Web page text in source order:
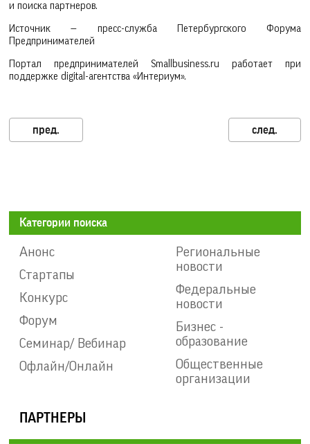
и поиска партнеров.
Источник — пресс-служба Петербургского Форума
Предпринимателей
Портал предпринимателей Smallbusiness.ru работает при
поддержке digital-агентства «Интериум».
Категории поиска
Анонс
Стартапы
Конкурс
Форум
Семинар/ Вебинар
Офлайн/Онлайн
Региональные
новости
Федеральные
новости
Бизнес -
образование
Общественные
организации
ПАРТНЕРЫ